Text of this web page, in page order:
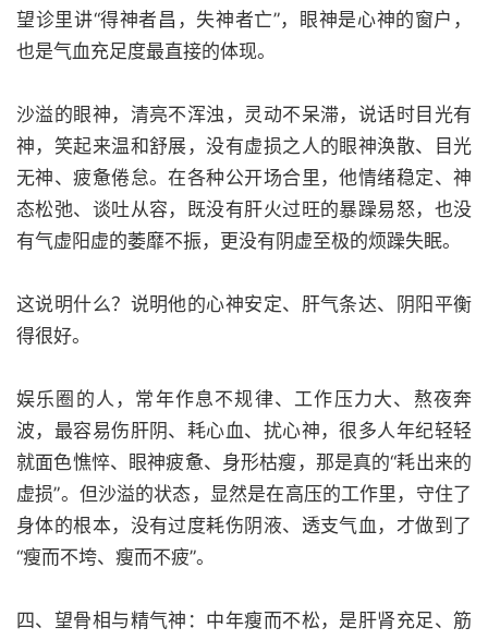
望诊里讲“得神者昌，失神者亡”，眼神是心神的窗户，
也是气血充足度最直接的体现。
沙溢的眼神，清亮不浑浊，灵动不呆滞，说话时目光有
神，笑起来温和舒展，没有虚损之人的眼神涣散、目光
无神、疲惫倦怠。在各种公开场合里，他情绪稳定、神
态松弛、谈吐从容，既没有肝火过旺的暴躁易怒，也没
有气虚阳虚的萎靡不振，更没有阴虚至极的烦躁失眠。
这说明什么？说明他的心神安定、肝气条达、阴阳平衡
得很好。
娱乐圈的人，常年作息不规律、工作压力大、熬夜奔
波，最容易伤肝阴、耗心血、扰心神，很多人年纪轻轻
就面色憔悴、眼神疲惫、身形枯瘦，那是真的“耗出来的
虚损”。但沙溢的状态，显然是在高压的工作里，守住了
身体的根本，没有过度耗伤阴液、透支气血，才做到了
“瘦而不垮、瘦而不疲”。
四、望骨相与精气神：中年瘦而不松，是肝肾充足、筋